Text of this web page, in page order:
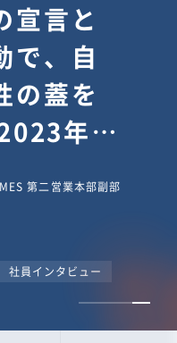
スタン
裏切
”【真
役員 兼 Jooto事業部
リア入社 Jooto